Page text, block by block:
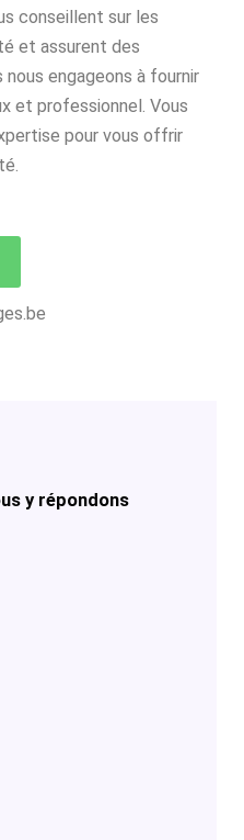
conseillent sur les
et assurent des
engageons à fournir
et professionnel. Vous
pour vous offrir
y répondons